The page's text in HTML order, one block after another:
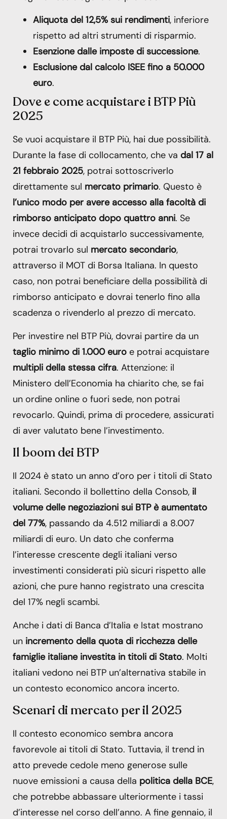
Aliquota del 12,5% sui rendimenti, inferiore
rispetto ad altri strumenti di risparmio.
Esenzione dalle imposte di successione.
Esclusione dal calcolo ISEE fino a 50.000
euro.
Dove e come acquistare i BTP Più
2025
Se vuoi acquistare il BTP Più, hai due possibilità.
Durante la fase di collocamento, che va dal 17 al
21 febbraio 2025, potrai sottoscriverlo
direttamente sul mercato primario. Questo è
l’unico modo per avere accesso alla facoltà di
rimborso anticipato dopo quattro anni. Se
invece decidi di acquistarlo successivamente,
potrai trovarlo sul mercato secondario,
attraverso il MOT di Borsa Italiana. In questo
caso, non potrai beneficiare della possibilità di
rimborso anticipato e dovrai tenerlo fino alla
scadenza o rivenderlo al prezzo di mercato.
Per investire nel BTP Più, dovrai partire da un
taglio minimo di 1.000 euro e potrai acquistare
multipli della stessa cifra. Attenzione: il
Ministero dell’Economia ha chiarito che, se fai
un ordine online o fuori sede, non potrai
revocarlo. Quindi, prima di procedere, assicurati
di aver valutato bene l’investimento.
Il boom dei BTP
Il 2024 è stato un anno d’oro per i titoli di Stato
italiani. Secondo il bollettino della Consob, il
volume delle negoziazioni sui BTP è aumentato
del 77%, passando da 4.512 miliardi a 8.007
miliardi di euro. Un dato che conferma
l’interesse crescente degli italiani verso
investimenti considerati più sicuri rispetto alle
azioni, che pure hanno registrato una crescita
del 17% negli scambi.
Anche i dati di Banca d’Italia e Istat mostrano
un incremento della quota di ricchezza delle
famiglie italiane investita in titoli di Stato. Molti
italiani vedono nei BTP un’alternativa stabile in
un contesto economico ancora incerto.
Scenari di mercato per il 2025
Il contesto economico sembra ancora
favorevole ai titoli di Stato. Tuttavia, il trend in
atto prevede cedole meno generose sulle
nuove emissioni a causa della politica della BCE,
che potrebbe abbassare ulteriormente i tassi
d’interesse nel corso dell’anno. A fine gennaio, il